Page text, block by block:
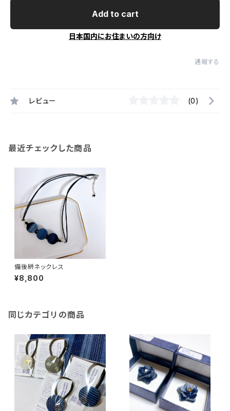
Add to cart
日本国内にお住まいの方向け
通報する
レビュー (0)
最近チェックした商品
備後絣ネックレス
¥8,800
同じカテゴリの商品